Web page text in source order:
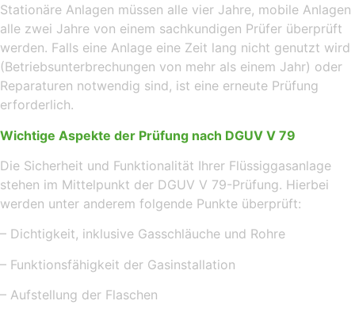
Stationäre Anlagen müssen alle vier Jahre, mobile Anlagen
alle zwei Jahre von einem sachkundigen Prüfer überprüft
werden. Falls eine Anlage eine Zeit lang nicht genutzt wird
(Betriebsunterbrechungen von mehr als einem Jahr) oder
Reparaturen notwendig sind, ist eine erneute Prüfung
erforderlich.
Wichtige Aspekte der Prüfung nach DGUV V 79
Die Sicherheit und Funktionalität Ihrer Flüssiggasanlage
stehen im Mittelpunkt der DGUV V 79-Prüfung. Hierbei
werden unter anderem folgende Punkte überprüft:
– Dichtigkeit, inklusive Gasschläuche und Rohre
– Funktionsfähigkeit der Gasinstallation
– Aufstellung der Flaschen